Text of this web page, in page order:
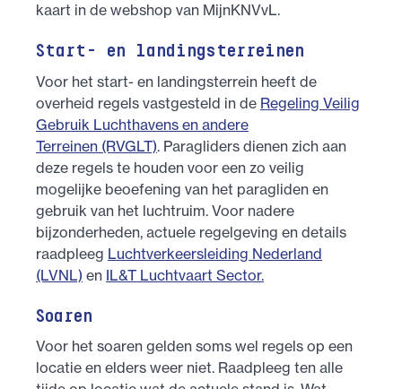
kaart in de webshop van MijnKNVvL.
Start- en landingsterreinen
Voor het start- en landingsterrein heeft de
overheid regels vastgesteld in de Regeling Veilig
Gebruik Luchthavens en andere
Terreinen (RVGLT). Paragliders dienen zich aan
deze regels te houden voor een zo veilig
mogelijke beoefening van het paragliden en
gebruik van het luchtruim. Voor nadere
bijzonderheden, actuele regelgeving en details
raadpleeg Luchtverkeersleiding Nederland
(LVNL) en IL&T Luchtvaart Sector.
Soaren
Voor het soaren gelden soms wel regels op een
locatie en elders weer niet. Raadpleeg ten alle